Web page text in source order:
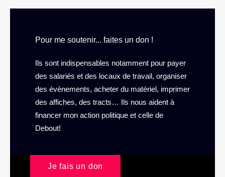
Pour me soutenir... faites un don !
Ils sont indispensables notamment pour payer
des salariés et des locaux de travail, organiser
des événements, acheter du matériel, imprimer
des affiches, des tracts… Ils nous aident à
financer mon action politique et celle de
Debout!
Je fais un don